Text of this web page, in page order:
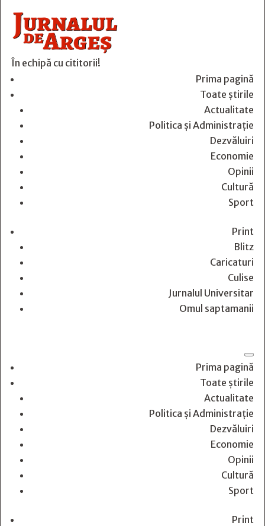
În echipă cu cititorii!
Prima pagină
Toate știrile
Actualitate
Politica și Administrație
Dezvăluiri
Economie
Opinii
Cultură
Sport
Print
Blitz
Caricaturi
Culise
Jurnalul Universitar
Omul saptamanii
Prima pagină
Toate știrile
Actualitate
Politica și Administrație
Dezvăluiri
Economie
Opinii
Cultură
Sport
Print